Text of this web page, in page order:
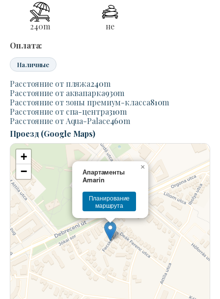
240m
не
Оплата:
Наличные
Расстояние от пляжа240m
Расстояние от аквапарка930m
Расстояние от зоны премиум-класса810m
Расстояние от спа-центра310m
Расстояние от Aqua-Palace460m
Проезд (Google Maps)
Апартаменты
Amarin
Планирование
маршрута
×
+
−